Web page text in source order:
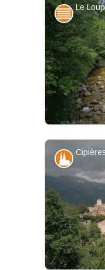
noisetier,
Eaux
le milieu
d'espèces.